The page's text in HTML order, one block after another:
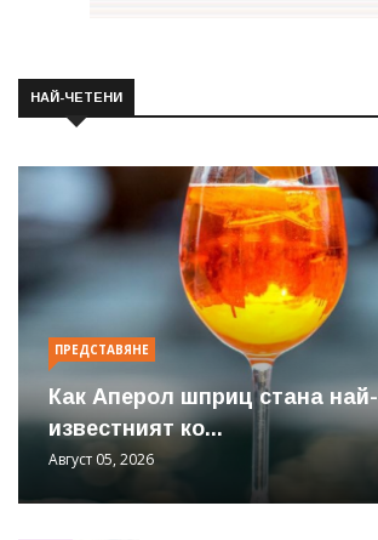
НАЙ-ЧЕТЕНИ
ПРЕДСТАВЯНЕ
Как Аперол шприц стана най-
известният ко...
Август 05, 2026